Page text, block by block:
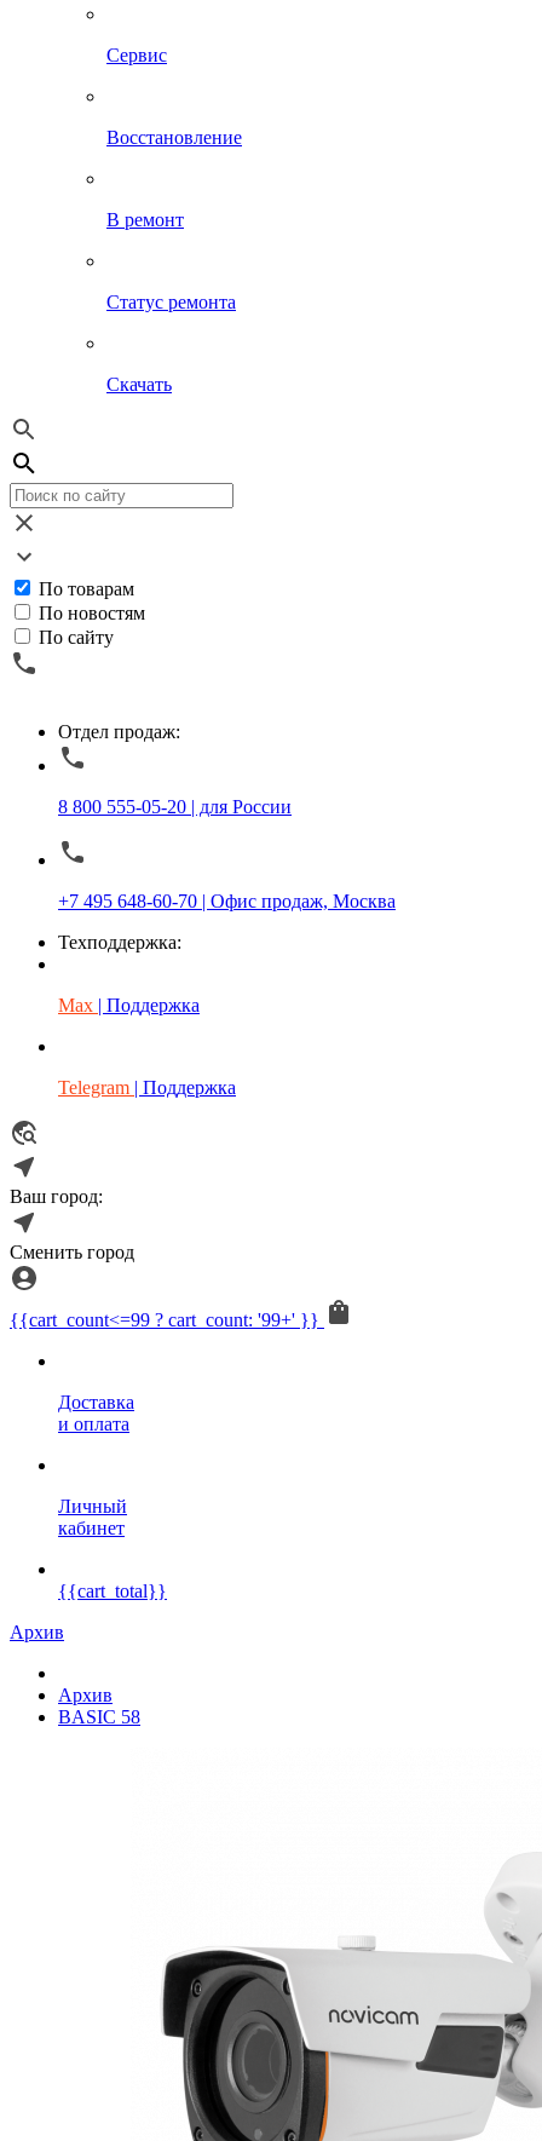
Сервис
Восстановление
В ремонт
Статус ремонта
Скачать
По товарам
По новостям
По сайту
Отдел продаж:
8 800 555-05-20 | для России
+7 495 648-60-70 | Офис продаж, Москва
Техподдержка:
Max | Поддержка
Telegram | Поддержка
Ваш город:
Сменить город
{{cart_count<=99 ? cart_count: '99+' }}
Доставка
и оплата
Личный
кабинет
{{cart_total}}
Архив
Архив
BASIC 58